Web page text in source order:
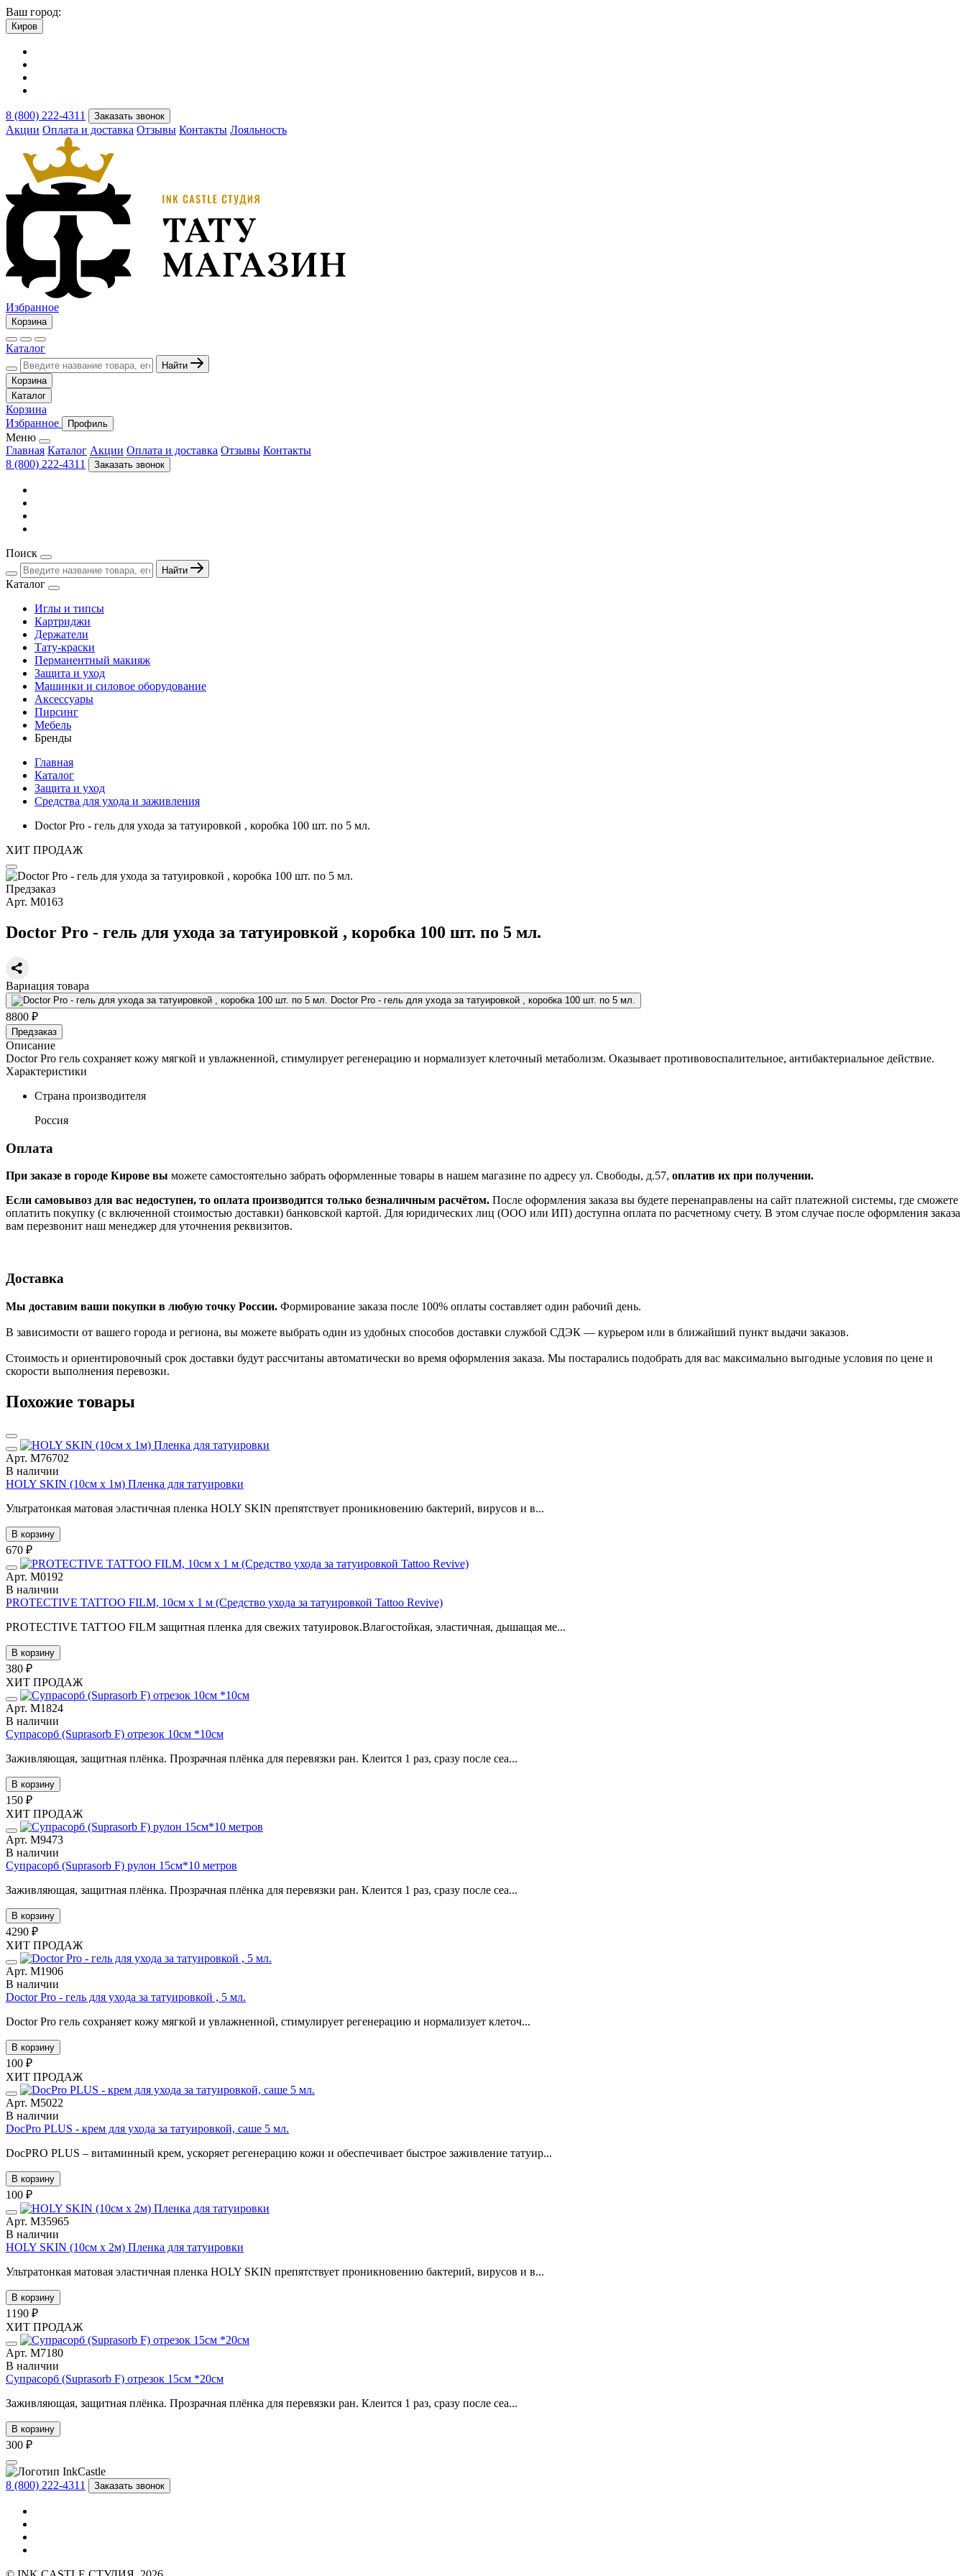
Ваш город:
Киров
8 (800) 222-4311 Заказать звонок
Акции Оплата и доставка Отзывы Контакты Лояльность
Избранное
Корзина
Каталог
Найти
Корзина
Каталог
Корзина
Избранное
Профиль
Меню
Главная Каталог Акции Оплата и доставка Отзывы Контакты
8 (800) 222-4311
Заказать звонок
Поиск
Найти
Каталог
Иглы и типсы
Картриджи
Держатели
Тату-краски
Перманентный макияж
Защита и уход
Машинки и силовое оборудование
Аксессуары
Пирсинг
Мебель
Бренды
Главная
Каталог
Защита и уход
Средства для ухода и заживления
Doctor Pro - гель для ухода за татуировкой , коробка 100 шт. по 5 мл.
ХИТ ПРОДАЖ
Предзаказ
Арт. М0163
Doctor Pro - гель для ухода за татуировкой , коробка 100 шт. по 5 мл.
Вариация товара
Doctor Pro - гель для ухода за татуировкой , коробка 100 шт. по 5 мл.
8800 ₽
Предзаказ
Описание
Doctor Pro гель сохраняет кожу мягкой и увлажненной, стимулирует регенерацию и нормализует клеточный метаболизм. Оказывает противовоспалительное, антибактериальное действие.
Характеристики
Страна производителя
Россия
Оплата
При заказе в городе Кирове вы можете самостоятельно забрать оформленные товары в нашем магазине по адресу ул. Свободы, д.57, оплатив их при получении.
Если самовывоз для вас недоступен, то оплата производится только безналичным расчётом. После оформления заказа вы будете перенаправлены на сайт платежной системы, где сможете
оплатить покупку (с включенной стоимостью доставки) банковской картой. Для юридических лиц (ООО или ИП) доступна оплата по расчетному счету. В этом случае после оформления заказа
вам перезвонит наш менеджер для уточнения реквизитов.
Доставка
Мы доставим ваши покупки в любую точку России. Формирование заказа после 100% оплаты составляет один рабочий день.
В зависимости от вашего города и региона, вы можете выбрать один из удобных способов доставки службой СДЭК — курьером или в ближайший пункт выдачи заказов.
Стоимость и ориентировочный срок доставки будут рассчитаны автоматически во время оформления заказа. Мы постарались подобрать для вас максимально выгодные условия по цене и
скорости выполнения перевозки.
Похожие товары
Арт. М76702
В наличии
HOLY SKIN (10см х 1м) Пленка для татуировки
Ультратонкая матовая эластичная пленка HOLY SKIN препятствует проникновению бактерий, вирусов и в...
В корзину
670 ₽
Арт. М0192
В наличии
PROTECTIVE TATTOO FILM, 10см х 1 м (Средство ухода за татуировкой Tattoo Revive)
PROTECTIVE TATTOO FILM защитная пленка для свежих татуировок.Влагостойкая, эластичная, дышащая ме...
В корзину
380 ₽
ХИТ ПРОДАЖ
Арт. М1824
В наличии
Супрасорб (Suprasorb F) отрезок 10см *10см
Заживляющая, защитная плёнка. Прозрачная плёнка для перевязки ран. Клеится 1 раз, сразу после сеа...
В корзину
150 ₽
ХИТ ПРОДАЖ
Арт. М9473
В наличии
Супрасорб (Suprasorb F) рулон 15см*10 метров
Заживляющая, защитная плёнка. Прозрачная плёнка для перевязки ран. Клеится 1 раз, сразу после сеа...
В корзину
4290 ₽
ХИТ ПРОДАЖ
Арт. М1906
В наличии
Doctor Pro - гель для ухода за татуировкой , 5 мл.
Doctor Pro гель сохраняет кожу мягкой и увлажненной, стимулирует регенерацию и нормализует клеточ...
В корзину
100 ₽
ХИТ ПРОДАЖ
Арт. М5022
В наличии
DocPro PLUS - крем для ухода за татуировкой, саше 5 мл.
DocPRO PLUS – витаминный крем, ускоряет регенерацию кожи и обеспечивает быстрое заживление татуир...
В корзину
100 ₽
Арт. М35965
В наличии
HOLY SKIN (10см х 2м) Пленка для татуировки
Ультратонкая матовая эластичная пленка HOLY SKIN препятствует проникновению бактерий, вирусов и в...
В корзину
1190 ₽
ХИТ ПРОДАЖ
Арт. М7180
В наличии
Супрасорб (Suprasorb F) отрезок 15см *20см
Заживляющая, защитная плёнка. Прозрачная плёнка для перевязки ран. Клеится 1 раз, сразу после сеа...
В корзину
300 ₽
8 (800) 222-4311 Заказать звонок